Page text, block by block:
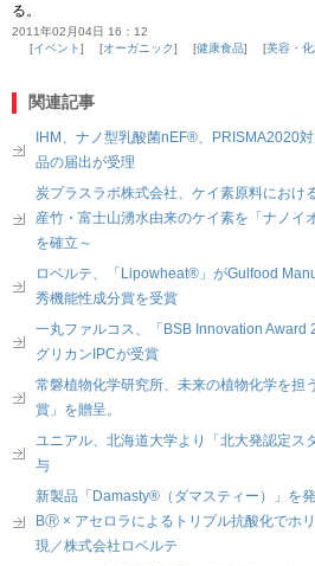
る。
2011年02月04日 16：12
イベント
オーガニック 健康食品 美容・
関連記事
IHM、ナノ型乳酸菌nEF®、PRISMA2020
品の届出が受理
炭プラスラボ株式会社、ケイ素原料におけ
産竹・富士山湧水由来のケイ素を「ナノイ
を確立～
ロベルテ、「Lipowheat®」がGulfood
秀機能性成分賞を受賞
一丸ファルコス、「BSB Innovation Award
グリカンIPCが受賞
常磐植物化学研究所、未来の植物化学を担
賞」を贈呈。
ユニアル、北海道大学より「北大発認定ス
与
新製品「Damasty®（ダマスティー）」を
BⓇ × アセロラによるトリプル抗酸化でホ
現／株式会社ロベルテ